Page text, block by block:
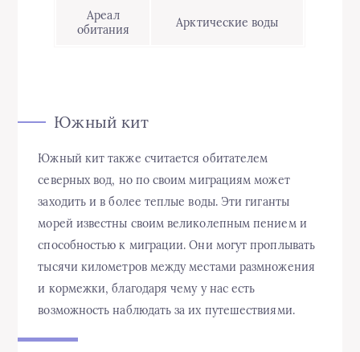
Ареал
обитания
Арктические воды
Южный кит
Южный кит также считается обитателем
северных вод, но по своим миграциям может
заходить и в более теплые воды. Эти гиганты
морей известны своим великолепным пением и
способностью к миграции. Они могут проплывать
тысячи километров между местами размножения
и кормежки, благодаря чему у нас есть
возможность наблюдать за их путешествиями.